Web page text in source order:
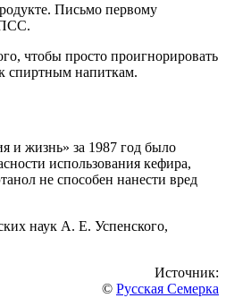
Письмо первому
чтобы просто проигнорировать
спиртным напиткам.
и жизнь» за 1987 год было
использования кефира,
не способен нанести вред
наук А. Е. Успенского,
Источник:
© Русская Семерка